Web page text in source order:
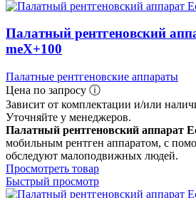
Палатный рентгеновский
meX+100
Палатные рентгеновские аппараты
Цена по запросу ⓘ
Зависит от комплектации и/или
Уточняйте у менеджеров.
Палатный рентгеновский аппарат
мобильным рентген аппаратом, с
обследуют малоподвижных людей.
Просмотреть товар
Быстрый просмотр